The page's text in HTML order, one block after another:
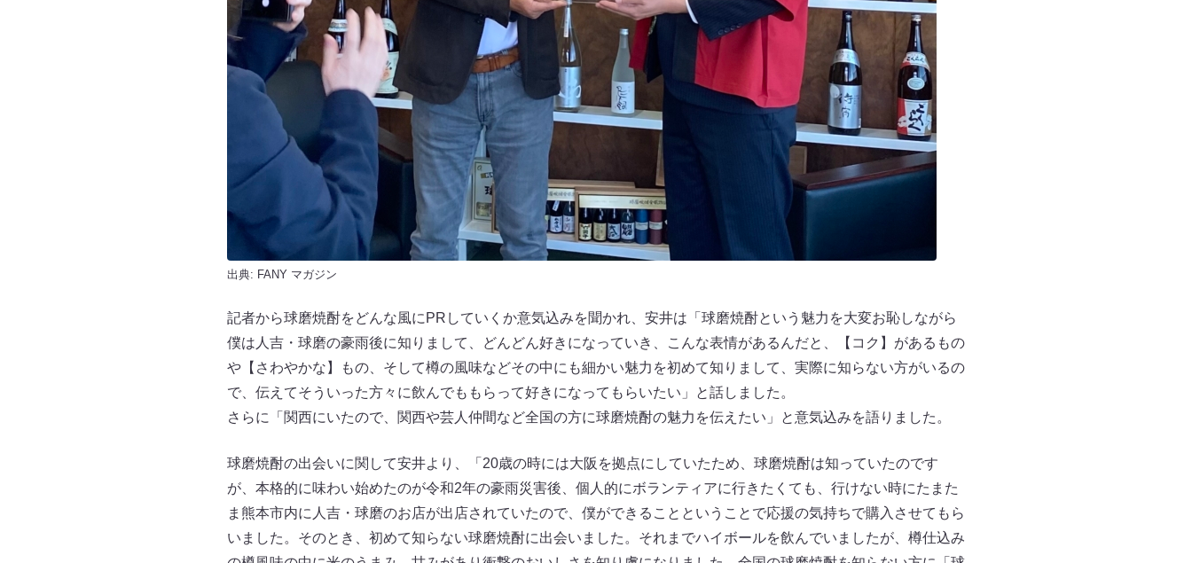
出典: FANY マガジン
記者から球磨焼酎をどんな風にPRしていくか意気込みを聞かれ、安井は「球磨焼酎という魅力を大変お恥しながら
僕は人吉・球磨の豪雨後に知りまして、どんどん好きになっていき、こんな表情があるんだと、【コク】があるもの
や【さわやかな】もの、そして樽の風味などその中にも細かい魅力を初めて知りまして、実際に知らない方がいるの
で、伝えてそういった方々に飲んでももらって好きになってもらいたい」と話しました。
さらに「関西にいたので、関西や芸人仲間など全国の方に球磨焼酎の魅力を伝えたい」と意気込みを語りました。
球磨焼酎の出会いに関して安井より、「20歳の時には大阪を拠点にしていたため、球磨焼酎は知っていたのです
が、本格的に味わい始めたのが令和2年の豪雨災害後、個人的にボランティアに行きたくても、行けない時にたまた
ま熊本市内に人吉・球磨のお店が出店されていたので、僕ができることということで応援の気持ちで購入させてもら
いました。そのとき、初めて知らない球磨焼酎に出会いました。それまでハイボールを飲んでいましたが、樽仕込み